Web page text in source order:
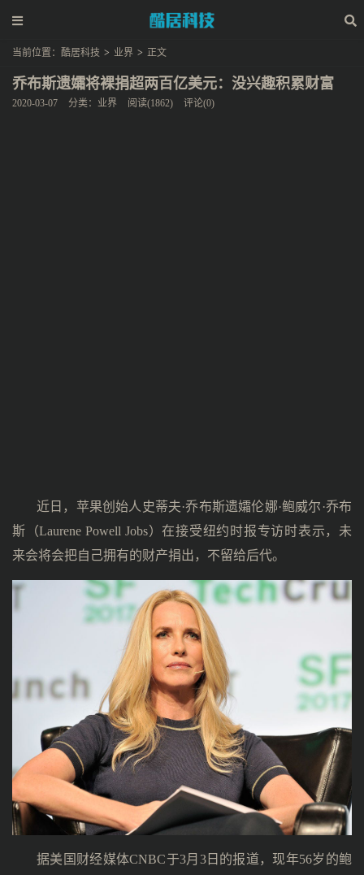
当前位置： 酷居科技 > 业界 > 正文
乔布斯遗孀将裸捐超两百亿美元：没兴趣积累财富
2020-03-07 分类： 业界 阅读(1862) 评论(0)
近日，苹果创始人史蒂夫·乔布斯遗孀伦娜·鲍威尔·乔布
斯（Laurene Powell Jobs）在接受纽约时报专访时表示，未
来会将会把自己拥有的财产捐出，不留给后代。
据美国财经媒体CNBC于3月3日的报道，现年56岁的鲍